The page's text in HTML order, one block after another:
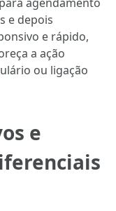
e depois
e rápido,
a ação
ou ligação
e